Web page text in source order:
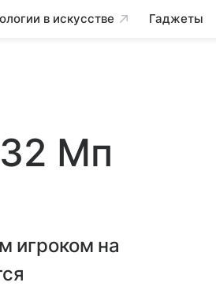
в искусстве Гаджеты
Мп
игроком на